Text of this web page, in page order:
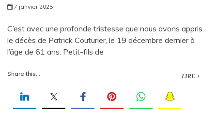
7 janvier 2025
C’est avec une profonde tristesse que nous avons appris
le décès de Patrick Couturier, le 19 décembre dernier à
l’âge de 61 ans. Petit-fils de
Share this... LIRE +